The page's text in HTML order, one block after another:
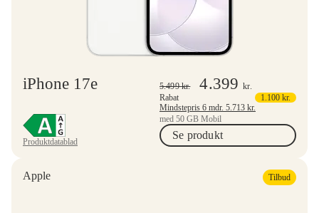
iPhone 17e
Produktdatablad
5.499kr. 4.399kr.
Rabat
1.100 kr.
Mindstepris 6 mdr. 5.713 kr.
med 50 GB Mobil
Se produkt
Apple Tilbud